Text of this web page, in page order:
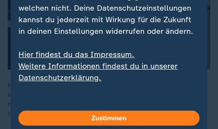
Mit 318 Stimmen hat das Rentenpaket die absolute Mehrheit
knapp erreicht. Trotz Abweichlern in den eigenen Reihen
musste sich die Union nicht auf die angekündigte Enthaltung
der Linken verlassen.
welchen nicht. Deine Datenschutzeinstellungen
kannst du jederzeit mit Wirkung für die Zukunft
in deinen Einstellungen widerrufen oder ändern.
Hier findest du das Impressum.
Weitere Informationen findest du in unserer
Datenschutzerklärung.
Zustimmen